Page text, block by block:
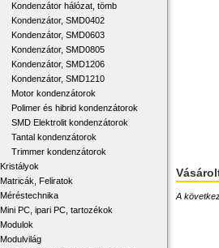
Kondenzátor hálózat, tömb
Kondenzátor, SMD0402
Kondenzátor, SMD0603
Kondenzátor, SMD0805
Kondenzátor, SMD1206
Kondenzátor, SMD1210
Motor kondenzátorok
Polimer és hibrid kondenzátorok
SMD Elektrolit kondenzátorok
Tantal kondenzátorok
Trimmer kondenzátorok
Kristályok
Matricák, Feliratok
Méréstechnika
Mini PC, ipari PC, tartozékok
Modulok
Modulvilág
A